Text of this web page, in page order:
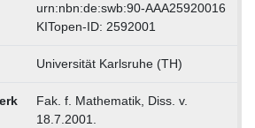
urn:nbn:de:swb:90-AAA25920016
KITopen-ID: 2592001
Universität Karlsruhe (TH)
Fak. f. Mathematik, Diss. v.
18.7.2001.